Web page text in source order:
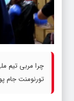
چرا مربی تیم
تورنومنت جام